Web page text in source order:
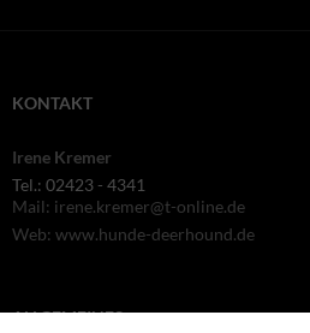
KONTAKT
Irene Kremer
Tel.: 02423 - 4341
Mail: irene.kremer@t-online.de
Web: www.hunde-deerhound.de
ALLGEMEINES